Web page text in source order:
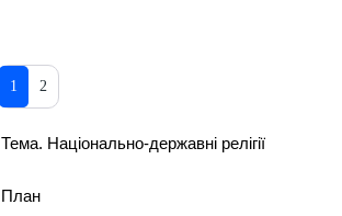
1 2
Тема. Національно-державні релігії
План